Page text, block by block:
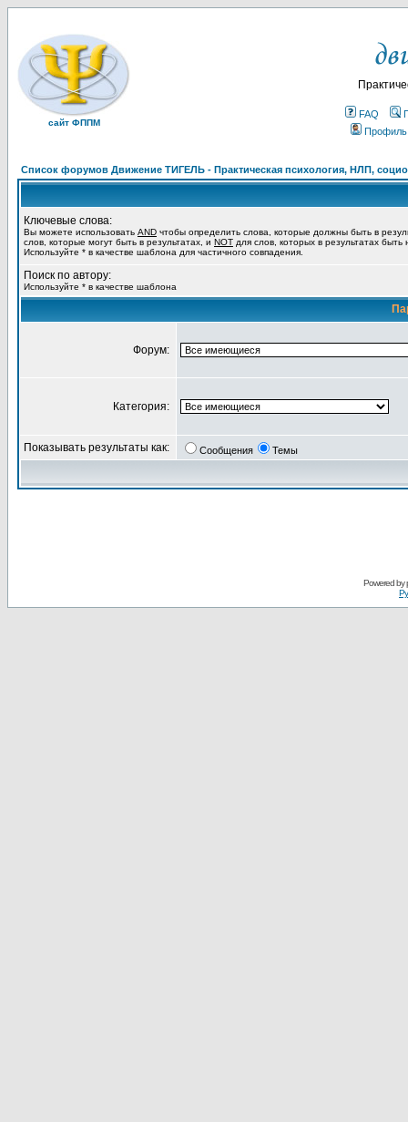
сайт ФППМ
FAQ
Профиль
Список форумов Движение ТИГЕЛЬ - Практическая психология, НЛП,
Ключевые слова:
Вы можете использовать AND чтобы определить слова, которые должны быть в
слов, которые могут быть в результатах, и NOT для слов, которых в результатах
Используйте * в качестве шаблона для частичного совпадения.
Поиск по автору:
Используйте * в качестве шаблона
Форум:
Категория:
Показывать результаты как: Сообщения Темы
Powered by